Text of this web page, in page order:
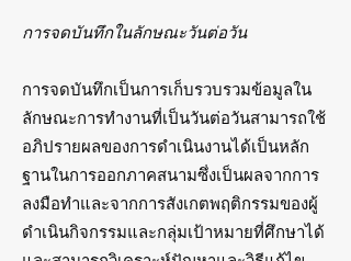
การจดบันทึกในลักษณะวันต่อวัน
การจดบันทึกเป็นการเก็บรวบรวมข้อมูลใน
ลักษณะการทำงานที่เป็นวันต่อวันสามารถใช้
อภิปรายผลของการดำเนินงานได้เป็นหลัก
ฐานในการออกภาคสนามซึ่งเป็นผลจากการ
ลงมือทำและจากการสังเกตพฤติกรรมของผู้
ดำเนินกิจกรรมและกลุ่มเป้าหมายที่ศึกษาได้